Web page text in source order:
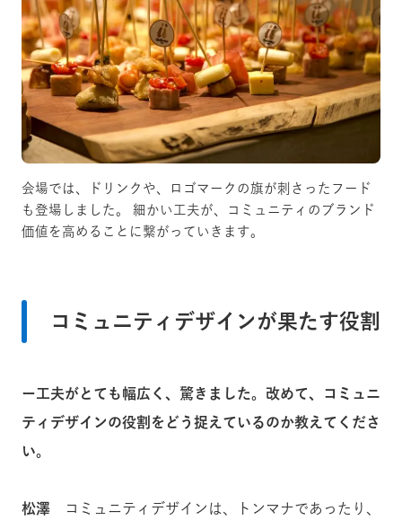
会場では、ドリンクや、ロゴマークの旗が刺さったフード
も登場しました。 細かい工夫が、コミュニティのブランド
価値を高めることに繋がっていきます。
コミュニティデザインが果たす役割
ー工夫がとても幅広く、驚きました。改めて、コミュニ
ティデザインの役割をどう捉えているのか教えてくださ
い。
松澤 コミュニティデザインは、トンマナであったり、